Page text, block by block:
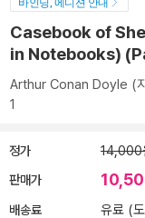
Casebook of
in Notebooks)
Arthur Conan Doyle (
1
정가 14,000
판매가
배송료
유료 (